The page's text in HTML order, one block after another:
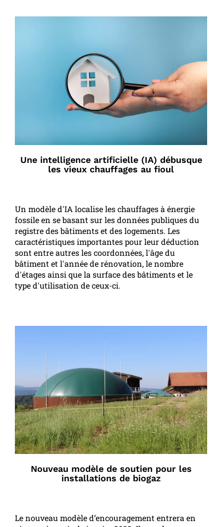
Une intelligence artificielle (IA) débusque
les vieux chauffages au fioul
Un modèle d'IA localise les chauffages à énergie
fossile en se basant sur les données publiques du
registre des bâtiments et des logements. Les
caractéristiques importantes pour leur déduction
sont entre autres les coordonnées, l'âge du
bâtiment et l'année de rénovation, le nombre
d'étages ainsi que la surface des bâtiments et le
type d'utilisation de ceux-ci.
Nouveau modèle de soutien pour les
installations de biogaz
Le nouveau modèle d’encouragement entrera en